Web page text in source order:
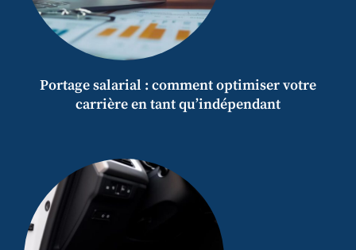
Portage salarial : comment optimiser votre
carrière en tant qu’indépendant